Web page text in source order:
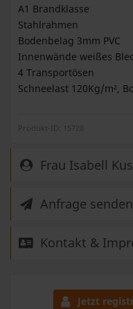
A1 Brandklasse
Stahlrahmen
Bodenbelag 3mm PVC
Innenwände weißes
4 Transportösen
Schneelast 120Kg/m²,
Produkt-ID: 15728
Frau Isabell
Anfrage senden
Kontakt &
Jetzt